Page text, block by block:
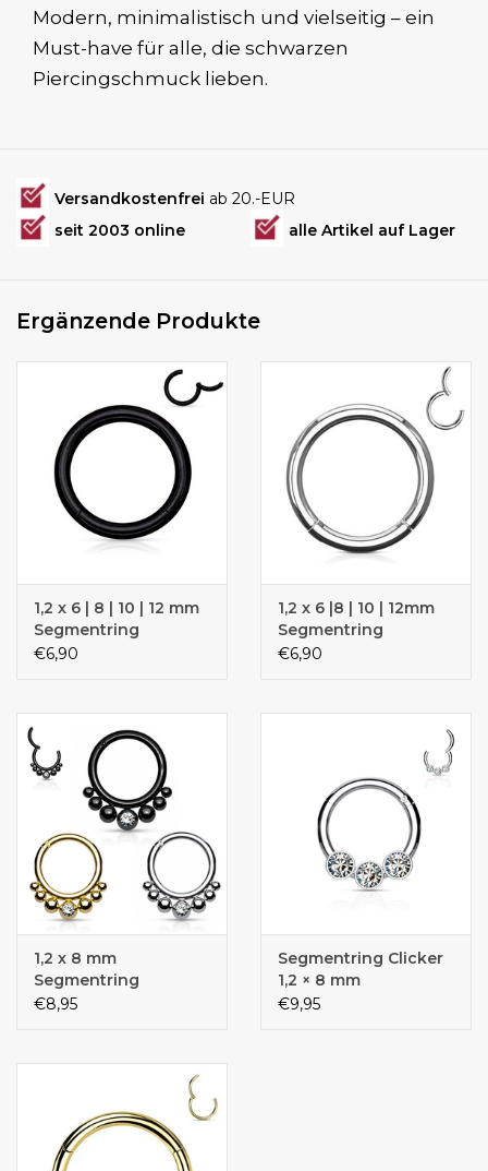
Modern, minimalistisch und vielseitig – ein
Must-have für alle, die schwarzen
Piercingschmuck lieben.
Versandkostenfrei ab 20.-EUR
seit 2003 online
alle Artikel auf Lager
Ergänzende Produkte
1,2 x 6 | 8 | 10 | 12 mm
Segmentring
€6,90
1,2 x 6 |8 | 10 | 12mm
Segmentring
€6,90
1,2 x 8 mm
Segmentring
Klappverschluss
€8,95
Segmentring Clicker
1,2 × 8 mm
€9,95